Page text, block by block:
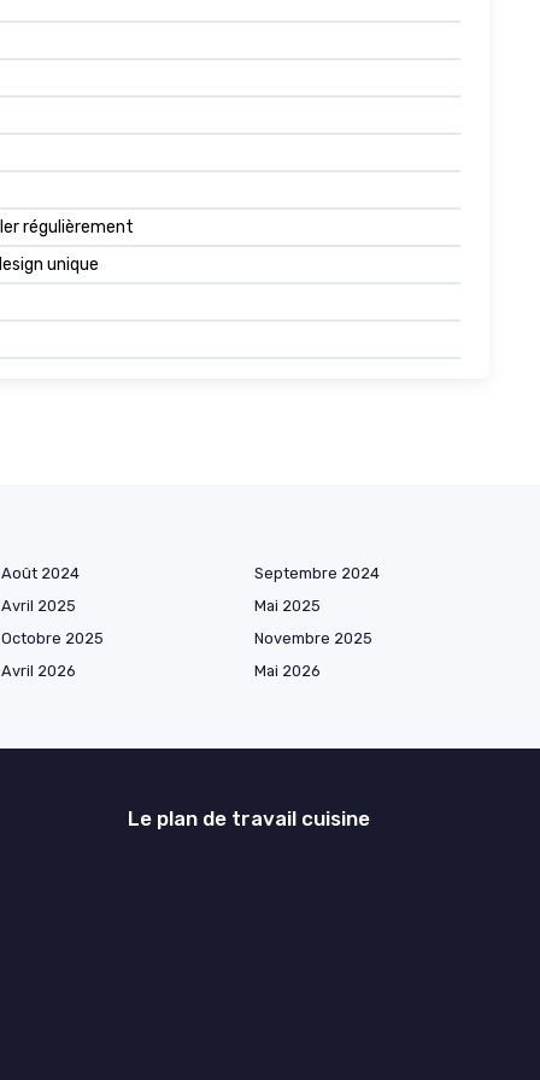
régulièrement
unique
Août 2024
Septembre 2024
Avril 2025
Mai 2025
Octobre 2025
Novembre 2025
Avril 2026
Mai 2026
Le plan de travail cuisine